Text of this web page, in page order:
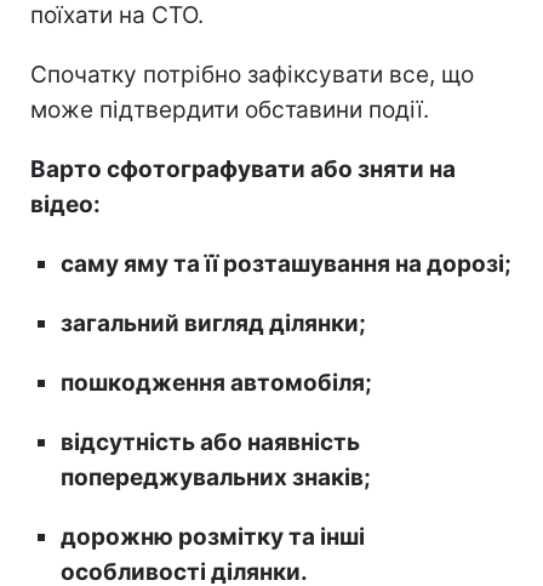
поїхати на СТО.
Спочатку потрібно зафіксувати все, що
може підтвердити обставини події.
Варто сфотографувати або зняти на
відео:
саму яму та її розташування на дорозі;
загальний вигляд ділянки;
пошкодження автомобіля;
відсутність або наявність
попереджувальних знаків;
дорожню розмітку та інші
особливості ділянки.